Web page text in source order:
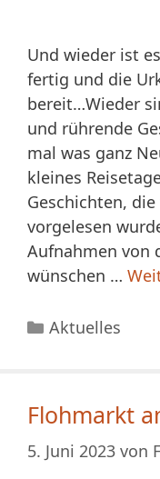
Und wieder ist
fertig und die
bereit…Wieder
und rührende
mal was ganz
kleines
Geschichten,
vorgelesen
Aufnahmen von
wünschen …
Kategorien
Aktuelles
Flohmarkt
5. Juni 2023 von